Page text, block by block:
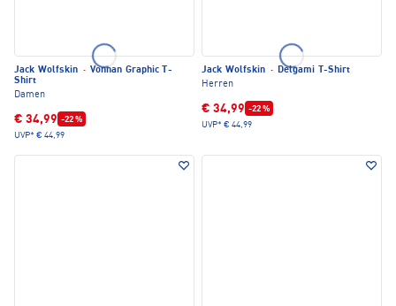
Jack Wolfskin · Vonnan Graphic T-
Shirt
Damen
€ 34,99 -22 %
UVP* € 44,99
Jack Wolfskin · Delgami T-Shirt
Herren
€ 34,99 -22 %
UVP* € 44,99